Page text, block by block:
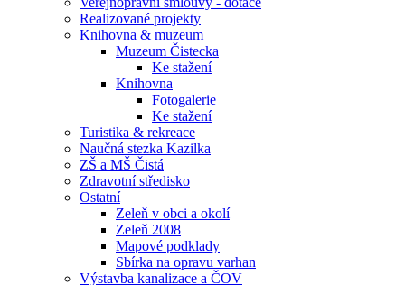
Realizované projekty
Knihovna & muzeum
Muzeum Čistecka
Ke stažení
Knihovna
Fotogalerie
Ke stažení
Turistika & rekreace
Naučná stezka Kazilka
ZŠ a MŠ Čistá
Zdravotní středisko
Ostatní
Zeleň v obci a okolí
Zeleň 2008
Mapové podklady
Sbírka na opravu varhan
Výstavba kanalizace a ČOV